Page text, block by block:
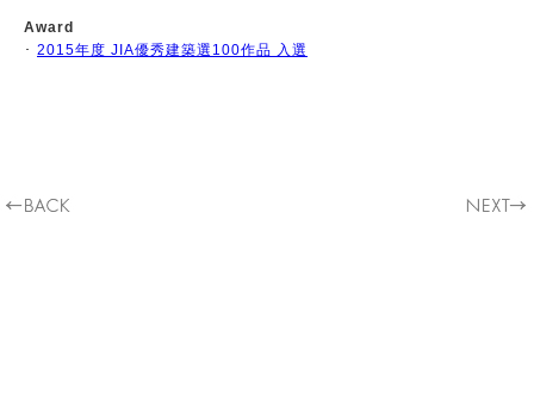
Award
･ 2015年度 JIA優秀建築選100作品 入選